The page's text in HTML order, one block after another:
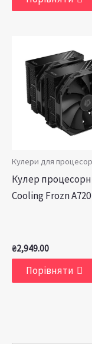
Кулери для
Кулер
Cooling Frozn
₴2,949.00
Порівняти